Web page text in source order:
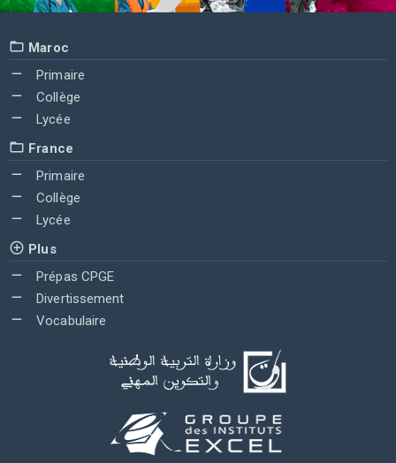
Maroc
Primaire
Collège
Lycée
France
Primaire
Collège
Lycée
Plus
Prépas CPGE
Divertissement
Vocabulaire